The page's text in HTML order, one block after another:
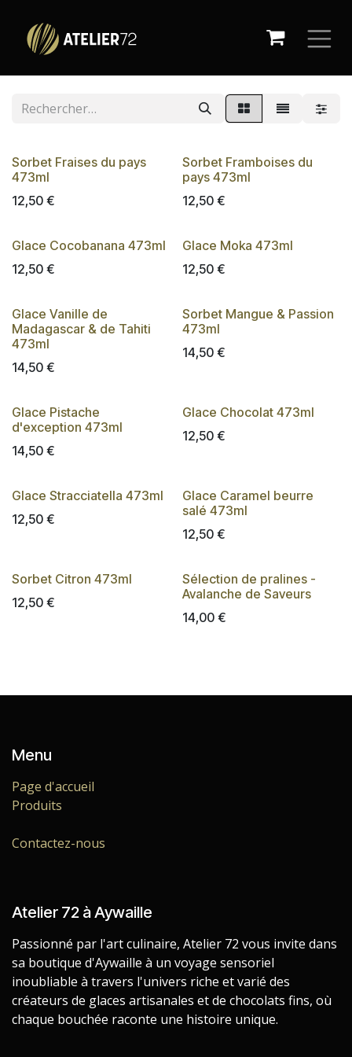
Sorbet Fraises du pays
473ml
12,50 €
Sorbet Framboises du
pays 473ml
12,50€
Glace Cocobanana 473ml
12,50 €
Glace Moka 473ml
12,50€
Glace Vanille de
Madagascar & de Tahiti
473ml
14,50 €
Sorbet Mangue & Passion
473ml
14,50€
Glace Pistache
d'exception 473ml
14,50 €
Glace Chocolat 473ml
12,50€
Glace Stracciatella 473ml
12,50 €
Glace Caramel beurre
salé 473ml
12,50€
Sorbet Citron 473ml
12,50 €
Sélection de pralines -
Avalanche de Saveurs
14,00€
Menu
Page d'accueil
Produits
Contactez-nous
Atelier 72 à Aywaille
Passionné par l'art culinaire, Atelier 72 vous invite dans
sa boutique d'Aywaille à un voyage sensoriel
inoubliable à travers l'univers riche et varié des
créateurs de glaces artisanales et de chocolats fins, où
chaque bouchée raconte une histoire unique.